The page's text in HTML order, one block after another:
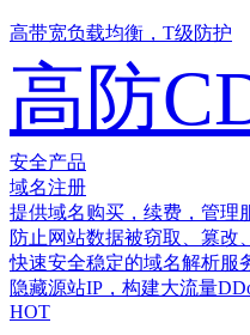
高带宽负载均衡，T级防护
高防
安全产品
域名注册
提供域名购买，续费，管理
防止网站数据被窃取、篡改
快速安全稳定的域名解析服
隐藏源站IP，构建大流量
HOT